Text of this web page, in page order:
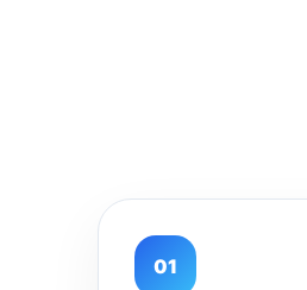
01